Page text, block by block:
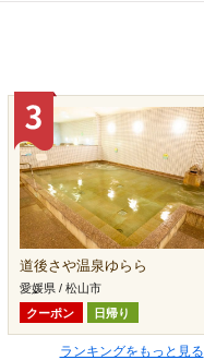
道後さや温泉ゆらら
愛媛県 / 松山市
クーポン
日帰り
ランキングをもっと見る